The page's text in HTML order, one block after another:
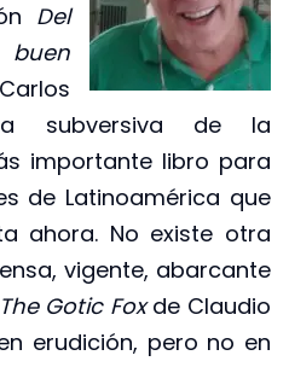
Del
subversiva de la
importante libro para
de Latinoamérica que
ahora. No existe otra
vigente, abarcante
The Gotic Foxde Claudio
erudición, pero no en